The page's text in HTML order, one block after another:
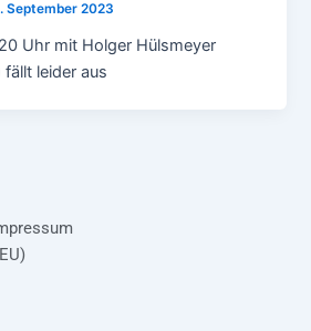
September 2023
Uhr mit Holger Hülsmeyer
leider aus